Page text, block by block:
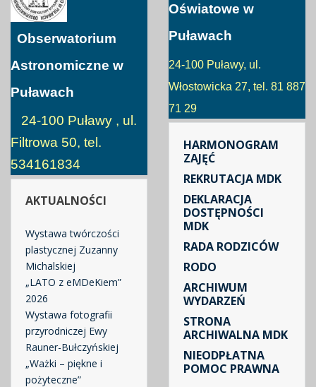
Obserwatorium
Astronomiczne w
Puławach
24-100 Puławy , ul.
Filtrowa 50, tel.
534161834
AKTUALNOŚCI
Wystawa twórczości
plastycznej Zuzanny
Michalskiej
„LATO z eMDeKiem”
2026
Wystawa fotografii
przyrodniczej Ewy
Rauner-Bułczyńskiej
„Ważki – piękne i
pożyteczne”
Oświatowe w
Puławach
24-100 Puławy, ul.
Włostowicka 27, tel. 81 887
71 29
HARMONOGRAM
ZAJĘĆ
REKRUTACJA MDK
DEKLARACJA
DOSTĘPNOŚCI
MDK
RADA RODZICÓW
RODO
ARCHIWUM
WYDARZEŃ
STRONA
ARCHIWALNA MDK
NIEODPŁATNA
POMOC PRAWNA